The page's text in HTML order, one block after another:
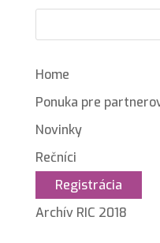
Home
Ponuka pre
Novinky
Rečníci
Registrácia
Archív RIC 2018